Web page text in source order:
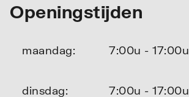
Openingstijden
maandag: 7:00u - 17:00u
dinsdag: 7:00u - 17:00u